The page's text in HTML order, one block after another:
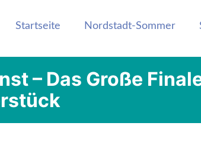
e.V.
Startseite Nordstadt-Sommer
– Das Große